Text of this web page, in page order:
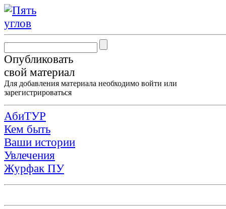
Опубликовать
свой материал
Для добавления материала необходимо войти или
зарегистрироваться
АбиТУР
Кем быть
Ваши истории
Увлечения
Журфак ПУ